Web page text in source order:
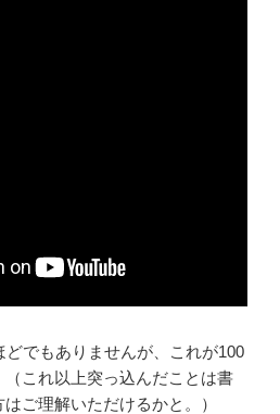
でもありませんが、これが100
これ以上突っ込んだことは書
ご理解いただけるかと。）